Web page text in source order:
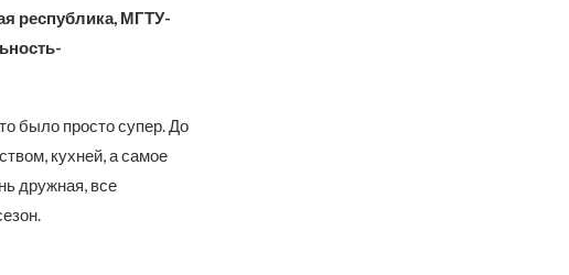
республика, МГТУ-
было просто супер. До
кухней, а самое
дружная, все